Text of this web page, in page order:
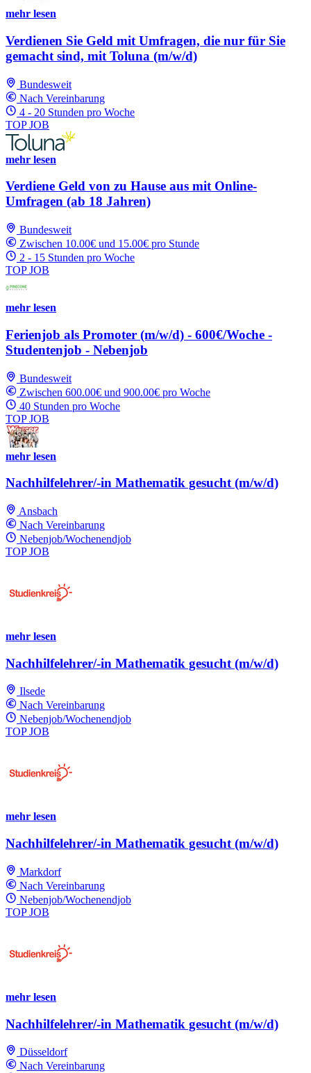
mehr lesen
Verdienen Sie Geld mit Umfragen, die nur für Sie
gemacht sind, mit Toluna (m/w/d)
Bundesweit
Nach Vereinbarung
4 - 20 Stunden pro Woche
TOP JOB
mehr lesen
Verdiene Geld von zu Hause aus mit Online-
Umfragen (ab 18 Jahren)
Bundesweit
Zwischen 10.00€ und 15.00€ pro Stunde
2 - 15 Stunden pro Woche
TOP JOB
mehr lesen
Ferienjob als Promoter (m/w/d) - 600€/Woche -
Studentenjob - Nebenjob
Bundesweit
Zwischen 600.00€ und 900.00€ pro Woche
40 Stunden pro Woche
TOP JOB
mehr lesen
Nachhilfelehrer/-in Mathematik gesucht (m/w/d)
Ansbach
Nach Vereinbarung
Nebenjob/Wochenendjob
TOP JOB
mehr lesen
Nachhilfelehrer/-in Mathematik gesucht (m/w/d)
Ilsede
Nach Vereinbarung
Nebenjob/Wochenendjob
TOP JOB
mehr lesen
Nachhilfelehrer/-in Mathematik gesucht (m/w/d)
Markdorf
Nach Vereinbarung
Nebenjob/Wochenendjob
TOP JOB
mehr lesen
Nachhilfelehrer/-in Mathematik gesucht (m/w/d)
Düsseldorf
Nach Vereinbarung